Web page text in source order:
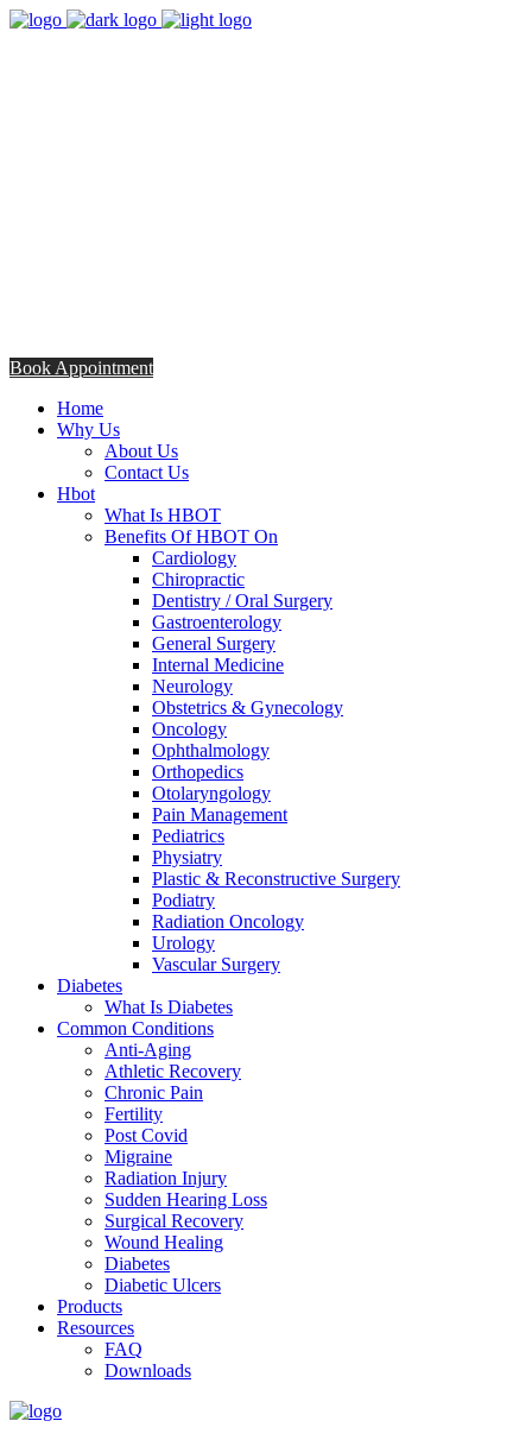
Book Appointment
Home
Why Us
About Us
Contact Us
Hbot
What Is HBOT
Benefits Of HBOT On
Cardiology
Chiropractic
Dentistry / Oral Surgery
Gastroenterology
General Surgery
Internal Medicine
Neurology
Obstetrics & Gynecology
Oncology
Ophthalmology
Orthopedics
Otolaryngology
Pain Management
Pediatrics
Physiatry
Plastic & Reconstructive Surgery
Podiatry
Radiation Oncology
Urology
Vascular Surgery
Diabetes
What Is Diabetes
Common Conditions
Anti-Aging
Athletic Recovery
Chronic Pain
Fertility
Post Covid
Migraine
Radiation Injury
Sudden Hearing Loss
Surgical Recovery
Wound Healing
Diabetes
Diabetic Ulcers
Products
Resources
FAQ
Downloads